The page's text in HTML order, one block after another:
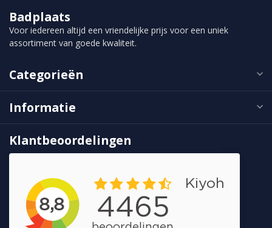
Badplaats
Voor iedereen altijd een vriendelijke prijs voor een uniek
assortiment van goede kwaliteit.
Categorieën
Informatie
Klantbeoordelingen